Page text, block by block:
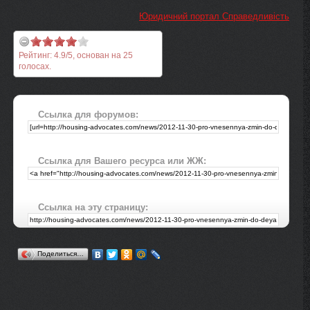
Юридичний портал Справедливість
Рейтинг: 4.9/5, основан на 25
голосах.
Ссылка для форумов:
Ссылка для Вашего ресурса или ЖЖ:
Ссылка на эту страницу:
Поделиться…